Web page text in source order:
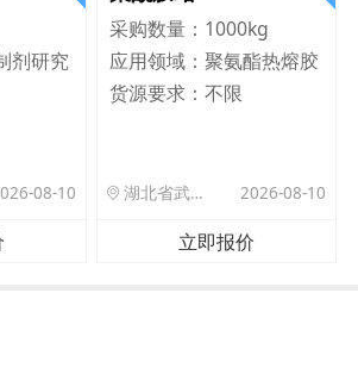
剂研究
08-10
采购数量： 1000kg
应用领域：聚氨酯热熔胶
货源要求：不限
湖北省武汉市洪山区珞狮路122号武汉理工大孵化楼B座1701室 2026-08-10
立即报价